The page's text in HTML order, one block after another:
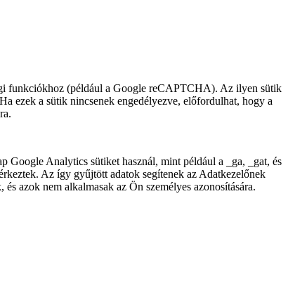
funkciókhoz (például a Google reCAPTCHA). Az ilyen sütik
ezek a sütik nincsenek engedélyezve, előfordulhat, hogy a
Google Analytics sütiket használ, mint például a
_ga, _gat, és
Az így gyűjtött adatok segítenek az Adatkezelőnek
azok nem alkalmasak az Ön személyes azonosítására.